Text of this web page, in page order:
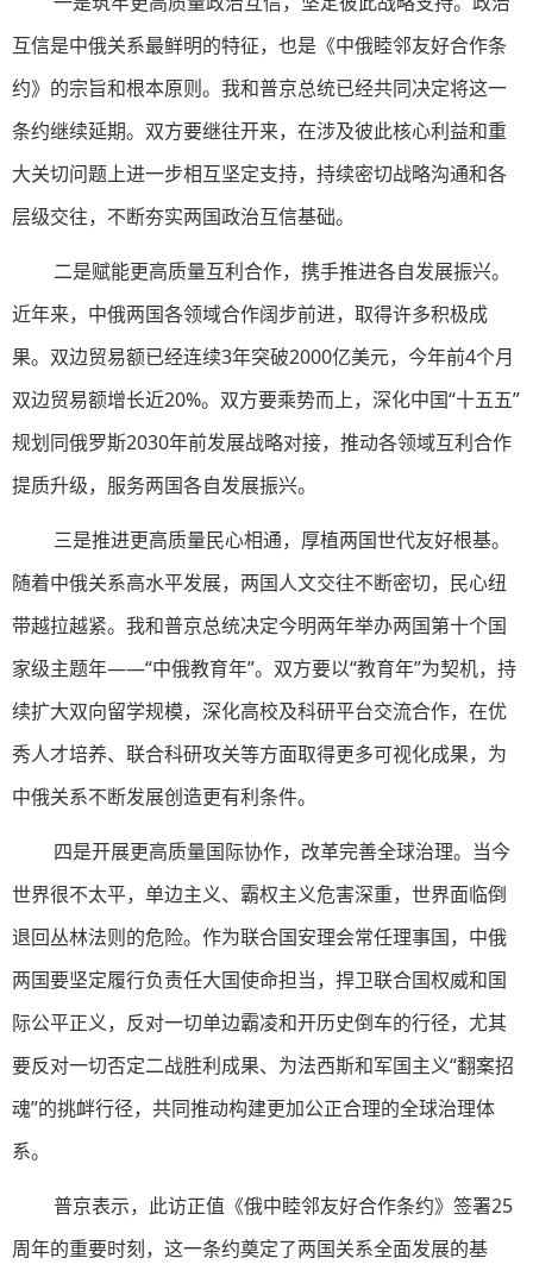
互信是中俄关系最鲜明的特征，也是《中俄睦邻友好合作条
约》的宗旨和根本原则。我和普京总统已经共同决定将这一
条约继续延期。双方要继往开来，在涉及彼此核心利益和重
大关切问题上进一步相互坚定支持，持续密切战略沟通和各
层级交往，不断夯实两国政治互信基础。
二是赋能更高质量互利合作，携手推进各自发展振兴。
近年来，中俄两国各领域合作阔步前进，取得许多积极成
果。双边贸易额已经连续3年突破2000亿美元，今年前4个月
双边贸易额增长近20%。双方要乘势而上，深化中国“十五五”
规划同俄罗斯2030年前发展战略对接，推动各领域互利合作
提质升级，服务两国各自发展振兴。
三是推进更高质量民心相通，厚植两国世代友好根基。
随着中俄关系高水平发展，两国人文交往不断密切，民心纽
带越拉越紧。我和普京总统决定今明两年举办两国第十个国
家级主题年——“中俄教育年”。双方要以“教育年”为契机，持
续扩大双向留学规模，深化高校及科研平台交流合作，在优
秀人才培养、联合科研攻关等方面取得更多可视化成果，为
中俄关系不断发展创造更有利条件。
四是开展更高质量国际协作，改革完善全球治理。当今
世界很不太平，单边主义、霸权主义危害深重，世界面临倒
退回丛林法则的危险。作为联合国安理会常任理事国，中俄
两国要坚定履行负责任大国使命担当，捍卫联合国权威和国
际公平正义，反对一切单边霸凌和开历史倒车的行径，尤其
要反对一切否定二战胜利成果、为法西斯和军国主义“翻案招
魂”的挑衅行径，共同推动构建更加公正合理的全球治理体
系。
普京表示，此访正值《俄中睦邻友好合作条约》签署25
周年的重要时刻，这一条约奠定了两国关系全面发展的基